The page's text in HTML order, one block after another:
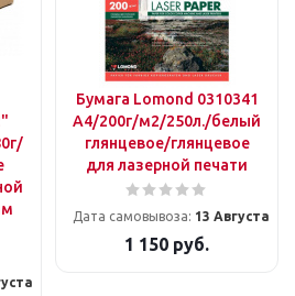
Бумага Lomond 0310341
A4/200г/м2/250л./белый
глянцевое/глянцевое
для лазерной печати
Дата самовывоза: 13 Августа
1 150 руб.